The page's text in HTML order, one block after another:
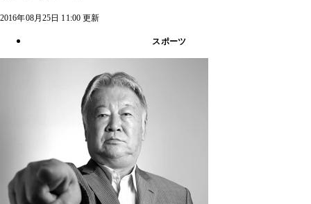
2016年08月25日 11:00 更新
スポーツ